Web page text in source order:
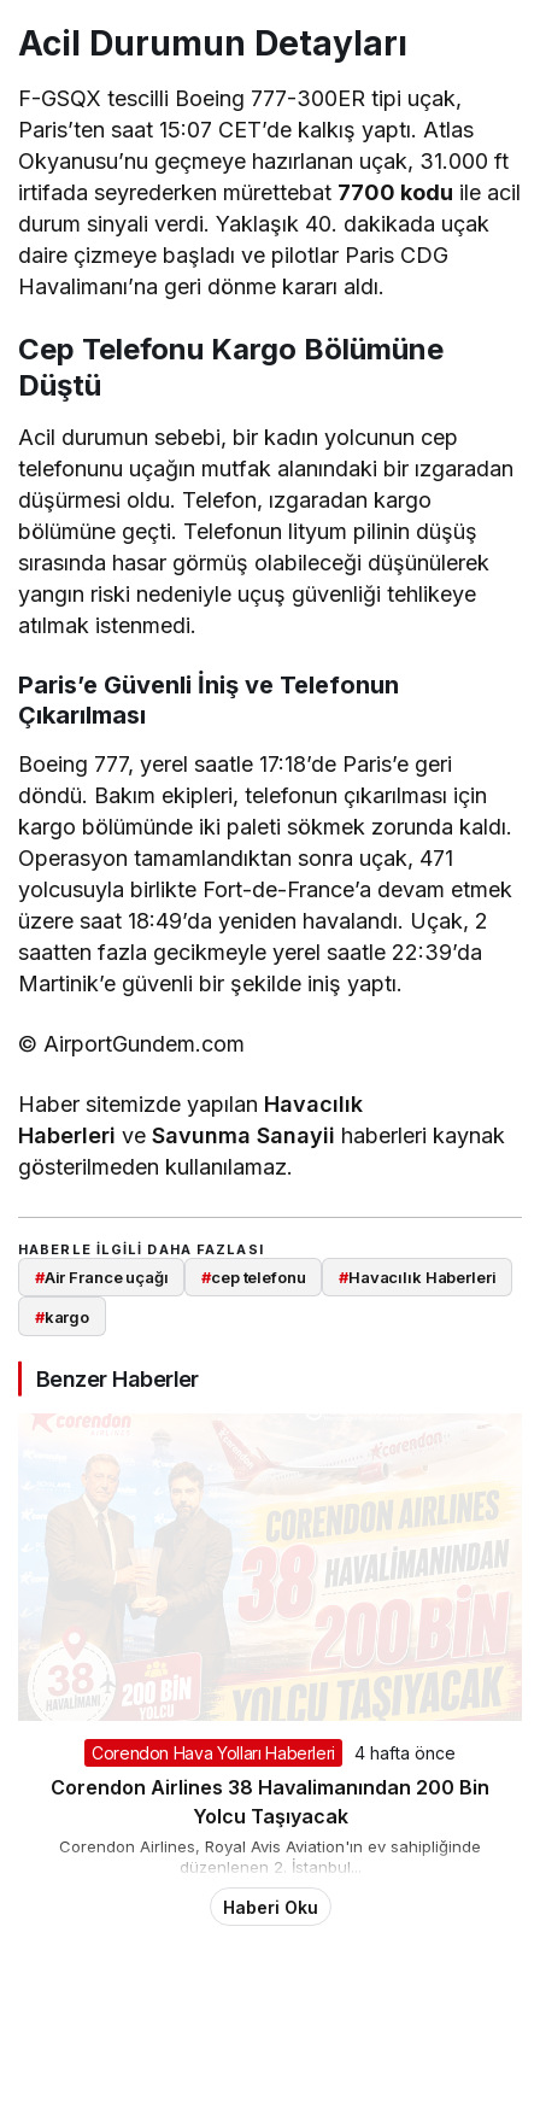
Acil Durumun Detayları
F-GSQX tescilli Boeing 777-300ER tipi uçak,
Paris’ten saat 15:07 CET’de kalkış yaptı. Atlas
Okyanusu’nu geçmeye hazırlanan uçak, 31.000 ft
irtifada seyrederken mürettebat 7700 kodu ile acil
durum sinyali verdi. Yaklaşık 40. dakikada uçak
daire çizmeye başladı ve pilotlar Paris CDG
Havalimanı’na geri dönme kararı aldı.
Cep Telefonu Kargo Bölümüne
Düştü
Acil durumun sebebi, bir kadın yolcunun cep
telefonunu uçağın mutfak alanındaki bir ızgaradan
düşürmesi oldu. Telefon, ızgaradan kargo
bölümüne geçti. Telefonun lityum pilinin düşüş
sırasında hasar görmüş olabileceği düşünülerek
yangın riski nedeniyle uçuş güvenliği tehlikeye
atılmak istenmedi.
Paris’e Güvenli İniş ve Telefonun
Çıkarılması
Boeing 777, yerel saatle 17:18’de Paris’e geri
döndü. Bakım ekipleri, telefonun çıkarılması için
kargo bölümünde iki paleti sökmek zorunda kaldı.
Operasyon tamamlandıktan sonra uçak, 471
yolcusuyla birlikte Fort-de-France’a devam etmek
üzere saat 18:49’da yeniden havalandı. Uçak, 2
saatten fazla gecikmeyle yerel saatle 22:39’da
Martinik’e güvenli bir şekilde iniş yaptı.
© AirportGundem.com
Haber sitemizde yapılan Havacılık
Haberleri veSavunma Sanayii haberleri kaynak
gösterilmeden kullanılamaz.
HABERLE ILGILI DAHA FAZLASI
#Air France uçağı #cep telefonu #Havacılık Haberleri
#kargo
Benzer Haberler
Corendon Hava Yolları Haberleri 4 hafta önce
Corendon Airlines 38 Havalimanından 200 Bin
Yolcu Taşıyacak
Corendon Airlines, Royal Avis Aviation'ın ev sahipliğinde
düzenlenen 2. İstanbul...
Haberi Oku